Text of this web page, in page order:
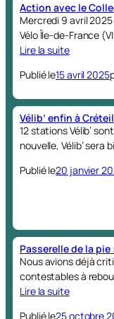
Action avec le
Mercredi 9 avril
Vélo Île-de-France
Lire la suite
Publié le15 avril 2025
Vélib’ enfin à
12 stations Vélib’
nouvelle, Vélib’
Publié le20 janvier
Passerelle de la
Nous avions déjà
contestables à
Lire la suite
Publié le25 octobre